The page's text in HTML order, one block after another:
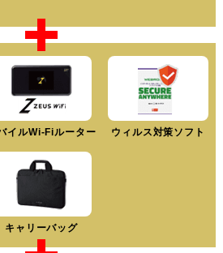
イルWi-Fiルーター ウィルス対策ソフト
キャリーバッグ